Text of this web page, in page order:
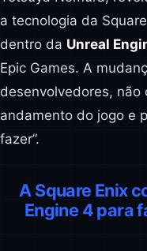
a tecnologia da
dentro da Unreal
Epic Games. A
desenvolvedores,
andamento do jogo e
fazer”.
A Square Enix
Engine 4 para